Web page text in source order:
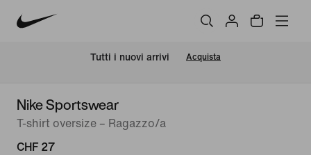
Tutti i nuovi arrivi Acquista
Nike Sportswear
T-shirt oversize – Ragazzo/a
CHF 27